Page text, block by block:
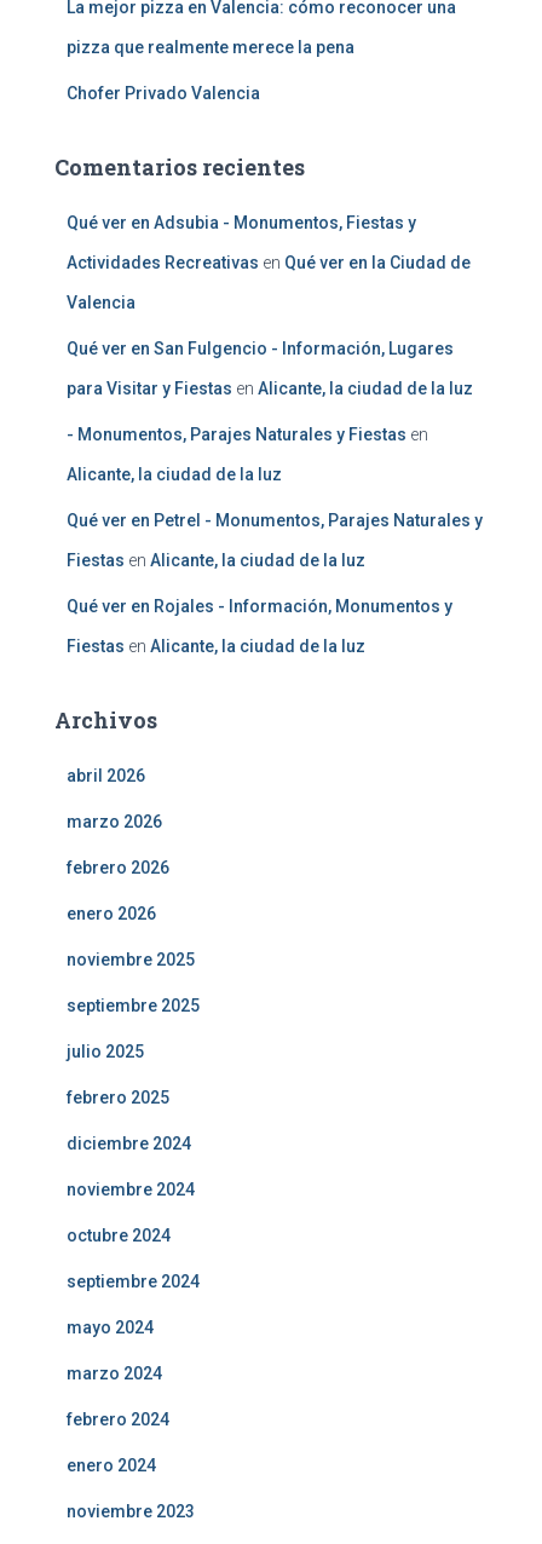
La mejor pizza en Valencia: cómo reconocer una
pizza que realmente merece la pena
Chofer Privado Valencia
Comentarios recientes
Qué ver en Adsubia - Monumentos, Fiestas y
Actividades Recreativas en Qué ver en la Ciudad de
Valencia
Qué ver en San Fulgencio - Información, Lugares
para Visitar y Fiestas en Alicante, la ciudad de la luz
- Monumentos, Parajes Naturales y Fiestas en
Alicante, la ciudad de la luz
Qué ver en Petrel - Monumentos, Parajes Naturales y
Fiestas en Alicante, la ciudad de la luz
Qué ver en Rojales - Información, Monumentos y
Fiestas en Alicante, la ciudad de la luz
Archivos
abril 2026
marzo 2026
febrero 2026
enero 2026
noviembre 2025
septiembre 2025
julio 2025
febrero 2025
diciembre 2024
noviembre 2024
octubre 2024
septiembre 2024
mayo 2024
marzo 2024
febrero 2024
enero 2024
noviembre 2023